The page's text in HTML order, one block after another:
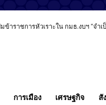
ราชการหัวเราะใน กมธ.งบฯ “จำเป็
ตรวจสอบ ปม ส.ก.พรรคประชาชน ย้
การเมือง เศรษฐกิจ สั